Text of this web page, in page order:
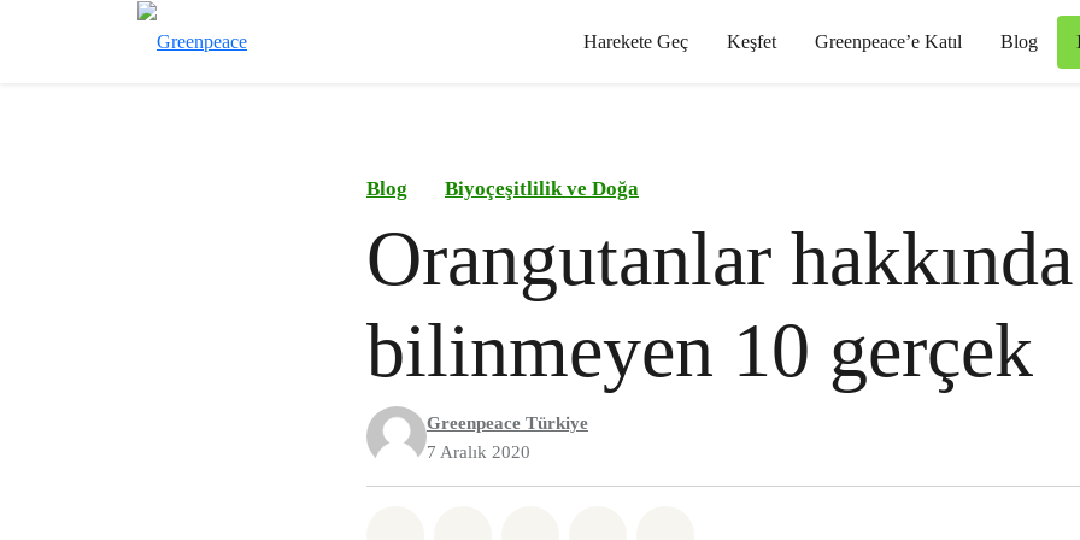
Harekete Geç Keşfet Greenpeace’e Katıl Blog
Blog Biyoçeşitlilik ve Doğa
Orangutanlar hakkında
bilinmeyen 10 gerçek
Greenpeace Türkiye
7 Aralık 2020